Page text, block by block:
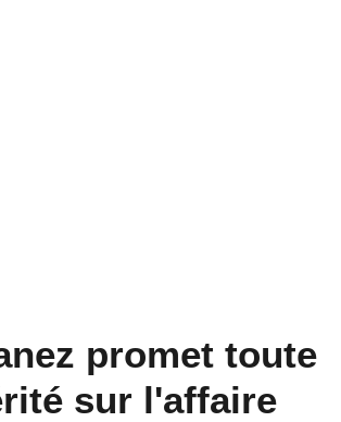
promet toute
sur l'affaire